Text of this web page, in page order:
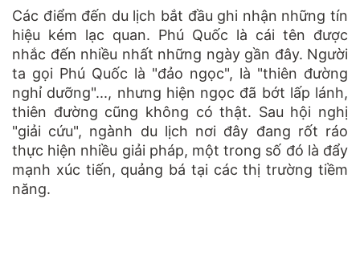
Các điểm đến du lịch bắt đầu ghi nhận những tín
hiệu kém lạc quan. Phú Quốc là cái tên được
nhắc đến nhiều nhất những ngày gần đây. Người
ta gọi Phú Quốc là "đảo ngọc", là "thiên đường
nghỉ dưỡng"..., nhưng hiện ngọc đã bớt lấp lánh,
thiên đường cũng không có thật. Sau hội nghị
"giải cứu", ngành du lịch nơi đây đang rốt ráo
thực hiện nhiều giải pháp, một trong số đó là đẩy
mạnh xúc tiến, quảng bá tại các thị trường tiềm
năng.